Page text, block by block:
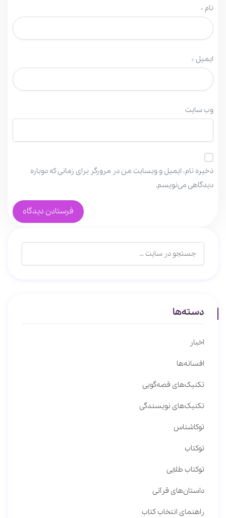
نام *
ایمیل *
وب‌ سایت
ذخیره نام، ایمیل و وبسایت من در مرورگر برای زمانی که دوباره
دیدگاهی می‌نویسم.
دسته‌ها
اخبار
افسانه‌ها
تکنیک‌های قصه‌گویی
تکنیک‌های نویسندگی
توکاشناس
توکتاب
توکتاب طلایی
داستان‌های قرآنی
راهنمای انتخاب کتاب